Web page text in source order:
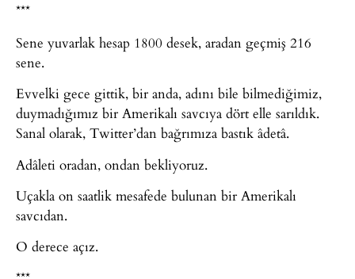
***
Sene yuvarlak hesap 1800 desek, aradan geçmiş 216
sene.
Evvelki gece gittik, bir anda, adını bile bilmediğimiz,
duymadığımız bir Amerikalı savcıya dört elle sarıldık.
Sanal olarak, Twitter’dan bağrımıza bastık âdetâ.
Adâleti oradan, ondan bekliyoruz.
Uçakla on saatlik mesafede bulunan bir Amerikalı
savcıdan.
O derece açız.